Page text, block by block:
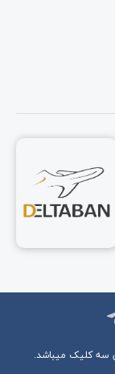
سه کلیک میباشد.